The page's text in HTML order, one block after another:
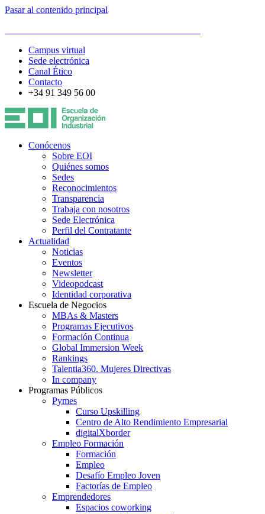
Pasar al contenido principal
Campus virtual
Sede electrónica
Canal Ético
Contacto
+34 91 349 56 00
Conócenos
Sobre EOI
Quiénes somos
Sedes
Reconocimientos
Transparencia
Trabaja con nosotros
Sede Electrónica
Perfil del Contratante
Actualidad
Noticias
Eventos
Newsletter
Videopodcast
Identidad corporativa
Escuela de Negocios
MBAs & Masters
Programas Ejecutivos
Formación Continua
Global Immersion Week
Rankings
Talentia360. Mujeres Directivas
In company
Programas Públicos
Pymes
Curso Upskilling
Centro de Alto Rendimiento Empresarial
digitalXborder
Empleo Formación
Formación
Empleo
Desafío Empleo Joven
Factorías de Empleo
Emprendedores
Espacios coworking